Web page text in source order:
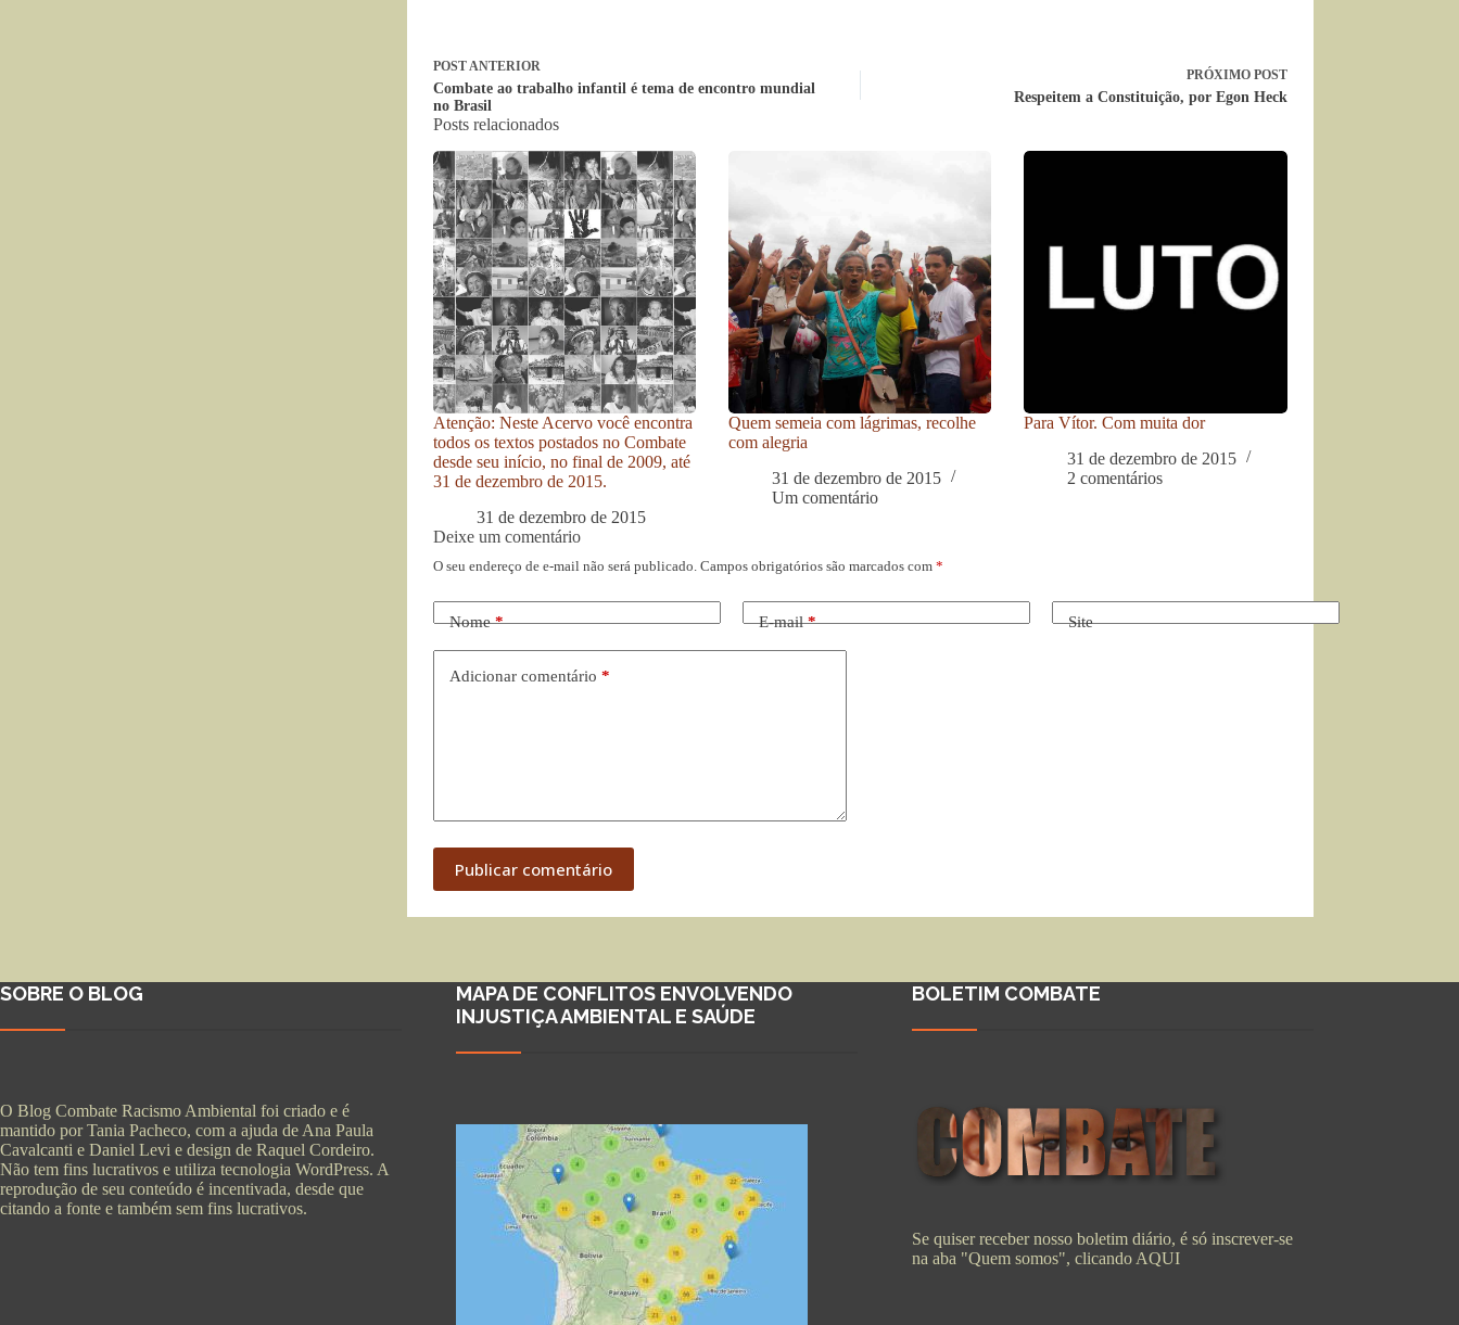
POSTANTERIOR
Combate ao trabalho infantil é tema de encontro mundial
no Brasil
PRÓXIMO POST
Respeitem a Constituição, por Egon Heck
Posts relacionados
Atenção: Neste Acervo você encontra
todos os textos postados no Combate
desde seu início, no final de 2009, até
31 de dezembro de 2015.
31 de dezembro de 2015
Quem semeia com lágrimas, recolhe
com alegria
31 de dezembro de 2015
Um comentário
Para Vítor. Com muita dor
31 de dezembro de 2015
2 comentários
Deixe um comentário
O seu endereço de e-mail não será publicado. Campos obrigatórios são marcados com *
Nome* E-mail* Site
Adicionar comentário *
Publicar comentário
SOBRE O BLOG
O Blog Combate Racismo Ambiental foi criado e é
mantido por Tania Pacheco, com a ajuda de Ana Paula
Cavalcanti e Daniel Levi e design de Raquel Cordeiro.
Não tem fins lucrativos e utiliza tecnologia WordPress. A
reprodução de seu conteúdo é incentivada, desde que
citando a fonte e também sem fins lucrativos.
MAPA DE CONFLITOS ENVOLVENDO
INJUSTIÇA AMBIENTAL E SAÚDE
BOLETIM COMBATE
Se quiser receber nosso boletim diário, é só inscrever-se
na aba "Quem somos", clicando AQUI